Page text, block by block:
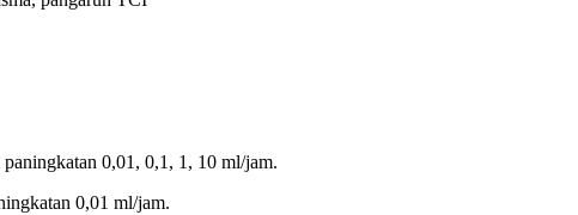
0,01, 0,1, 1, 10 ml/jam.
0,01 ml/jam.